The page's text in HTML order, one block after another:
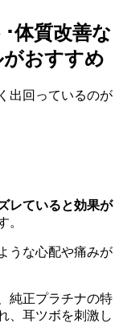
体質改善な
おすすめ
出回っているのが
レていると効果が
。
うな心配や痛みが
純正プラチナの特
、耳ツボを刺激し